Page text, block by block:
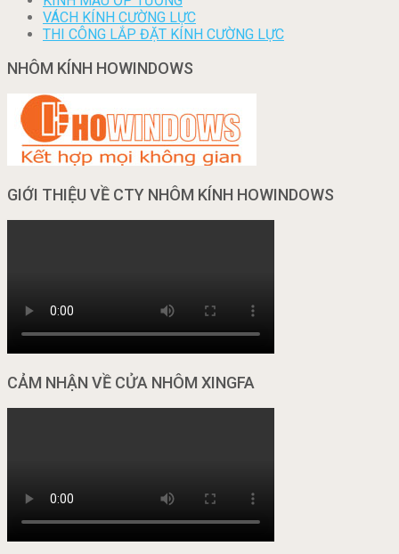
VÁCH KÍNH CƯỜNG LỰC
THI CÔNG LẮP ĐẶT KÍNH CƯỜNG LỰC
NHÔM KÍNH HOWINDOWS
GIỚI THIỆU VỀ CTY NHÔM KÍNH HOWINDOWS
CẢM NHẬN VỀ CỬA NHÔM XINGFA